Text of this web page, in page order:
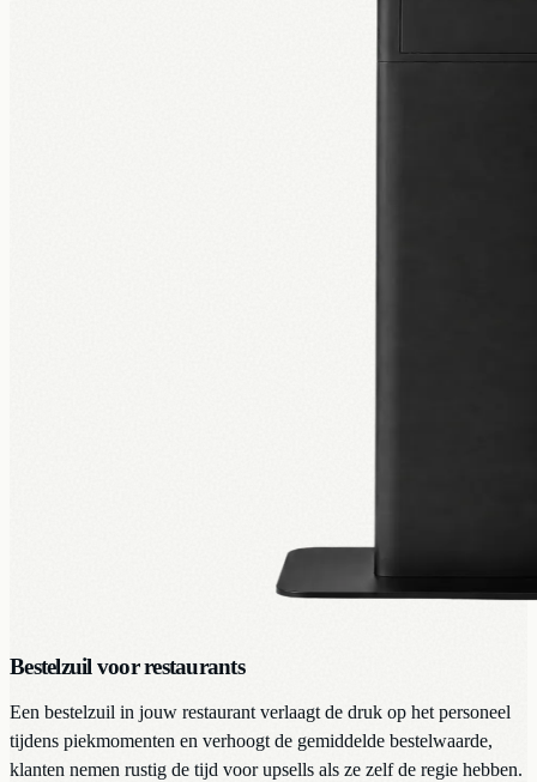
Bestelzuil voor restaurants
Een bestelzuil in jouw restaurant verlaagt de druk op het personeel
tijdens piekmomenten en verhoogt de gemiddelde bestelwaarde,
klanten nemen rustig de tijd voor upsells als ze zelf de regie hebben.